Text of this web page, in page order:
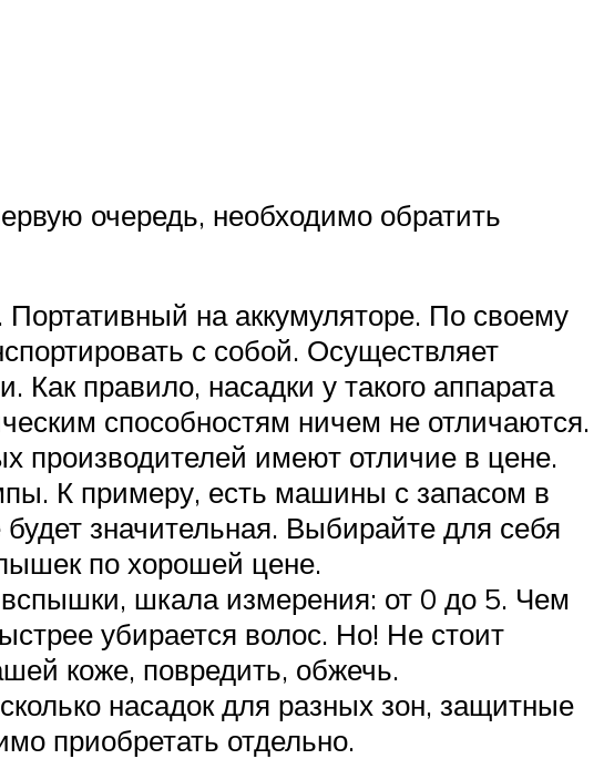
очередь, необходимо обратить
на аккумуляторе. По своему
с собой. Осуществляет
Как правило, насадки у такого аппарата
способностям ничем не отличаются.
производителей имеют отличие в цене.
К примеру, есть машины с запасом в
значительная. Выбирайте для себя
по хорошей цене.
шкала измерения: от 0 до 5. Чем
убирается волос. Но! Не стоит
коже, повредить, обжечь.
насадок для разных зон, защитные
приобретать отдельно.